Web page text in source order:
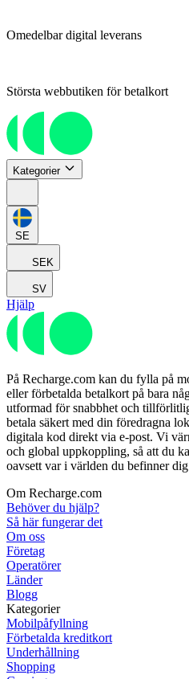
Omedelbar digital leverans
Största webbutiken för betalkort
Kategorier
SE
SEK
SV
Hjälp
På Recharge.com kan du fylla på
eller förbetalda betalkort på bara
utformad för snabbhet och
betala säkert med din föredragna
digitala kod direkt via e-post. Vi
och global uppkoppling, så att du
oavsett var i världen du befinner
Om Recharge.com
Behöver du hjälp?
Så här fungerar det
Om oss
Företag
Operatörer
Länder
Blogg
Kategorier
Mobilpåfyllning
Förbetalda kreditkort
Underhållning
Shopping